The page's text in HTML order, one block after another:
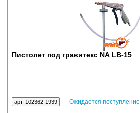
Пистолет под гравитекс NА LB-15
арт. 102362-1939 Ожидается поступление